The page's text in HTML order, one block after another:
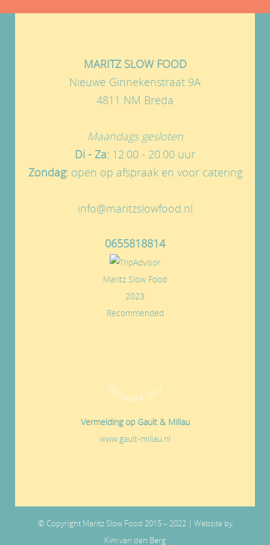
MARITZ SLOW FOOD
Nieuwe Ginnekenstraat 9A
4811 NM Breda
Maandags gesloten
Di - Za: 12:00 - 20.00 uur
Zondag:open op afspraak en voor catering
info@maritzslowfood.nl
0655818814
Maritz Slow Food
2023
Recommended
Restaurant Guru
Vermelding op Gault & Millau
www.gault-millau.nl
© Copyright Maritz Slow Food 2015 – 2022 | Website by
Kim van den Berg